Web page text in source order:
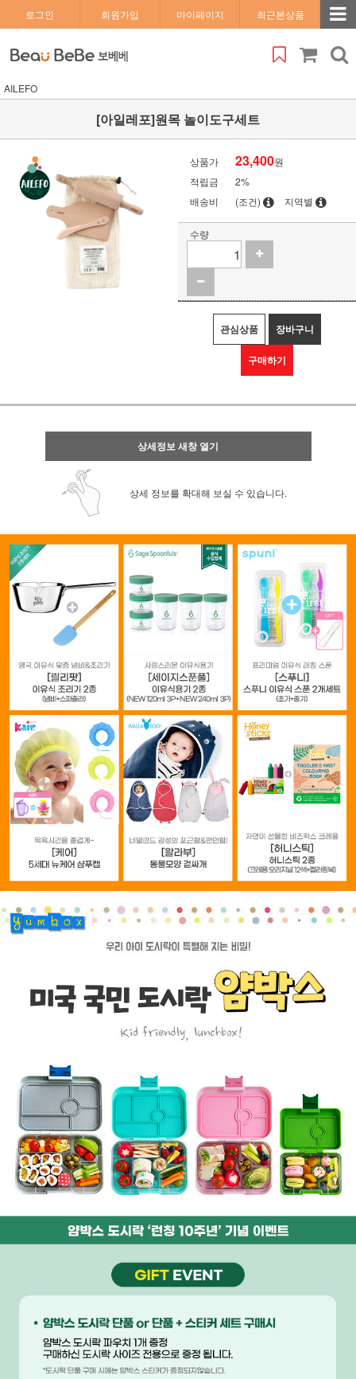
로그인 회원가입 마이페이지 최근본상품
AILEFO
[아일레포]원목 놀이도구세트
상품가 23,400원
적립금
2%
배송비
(조건) 지역별
수량
관심상품 장바구니
구매하기
상세정보 새창 열기
상세 정보를 확대해 보실 수 있습니다.